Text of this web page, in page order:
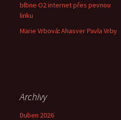
blbne O2 internet přes pevnou
linku
Marie Vrbová: Ahasver Pavla Vrby
Archivy
Duben 2026